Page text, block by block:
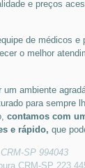
e preços
de médicos e
o melhor
um ambiente
para sempre
contamos com
e rápido, que
SP 994043
CRM-SP